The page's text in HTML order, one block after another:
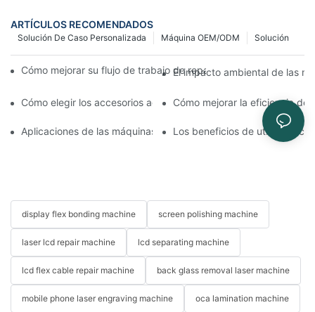
ARTÍCULOS RECOMENDADOS
Solución
Máquina OEM/ODM
Solución De Caso Personalizada
Cómo mejorar su flujo de trabajo de reparación de móviles con
El impacto ambiental de las
Cómo elegir los accesorios adecuados para la máquina de
Cómo mejorar la eficiencia de
Aplicaciones de las máquinas de reparación de teléfonos en el
Los beneficios de utilizar
display flex bonding machine screen polishing machine
laser lcd repair machine lcd separating machine
lcd flex cable repair machine back glass removal laser machine
mobile phone laser engraving machine oca lamination machine